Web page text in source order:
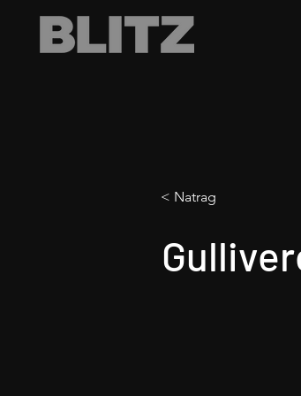
< Natrag